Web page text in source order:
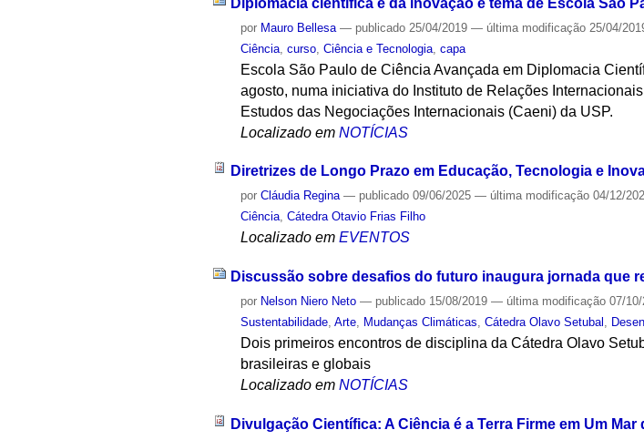
por Mauro Bellesa — publicado 25/04/2019— última modificação 25/04/
Ciência ,curso ,Ciência e Tecnologia ,capa
Escola São Paulo de Ciência Avançada em Diplomacia
agosto, numa iniciativa do Instituto de Relações
Estudos das Negociações Internacionais (Caeni) da USP.
Localizado em NOTÍCIAS
Diretrizes de Longo Prazo em Educação, Tecnologia e
porCláudia Regina — publicado 09/06/2025— última modificação 04/12/
Ciência,Cátedra Otavio Frias Filho
Localizado em EVENTOS
Discussão sobre desafios do futuro inaugura jornada que
por Nelson Niero Neto — publicado 15/08/2019— última modificação 07/
Sustentabilidade,Arte, Mudanças Climáticas,Cátedra Olavo Setubal ,
Dois primeiros encontros de disciplina da Cátedra Olavo
brasileiras e globais
Localizado em NOTÍCIAS
Divulgação Científica: A Ciência é a Terra Firme em Um